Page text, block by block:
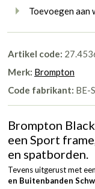
Toevoegen aan
Artikel code:
Merk: Brompton
Code fabrikant: BE-
Brompton
een Sport
en spatborden.
Tevens uitgerust met een
en Buitenbanden